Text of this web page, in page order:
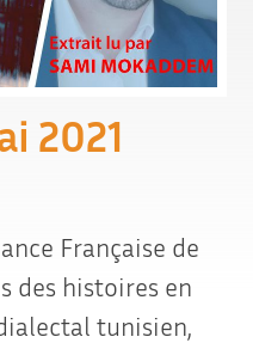
2021
Française de
des histoires en
tunisien,